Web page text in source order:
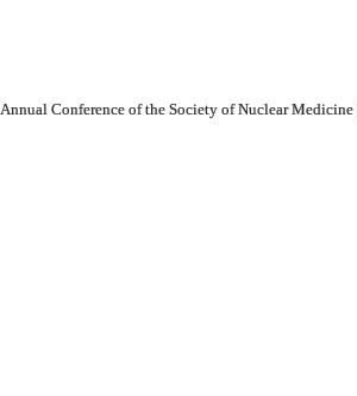
Conference of the Society of Nuclear Medicine